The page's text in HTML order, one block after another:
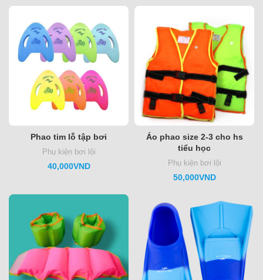
Phao tim lỗ tập bơi
Phụ kiện bơi lội
40,000VND
Áo phao size 2-3 cho hs
tiểu học
Phụ kiện bơi lội
50,000VND